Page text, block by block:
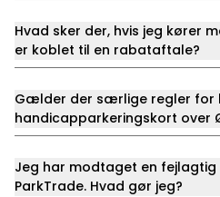
Hvad sker der, hvis jeg kører
er koblet til en rabataftale?
Gælder der særlige regler for
handicapparkeringskort over
Jeg har modtaget en
ParkTrade. Hvad gør jeg?